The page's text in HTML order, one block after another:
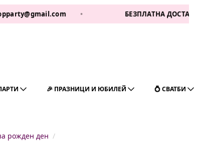
• БЕЗПЛАТНА ДОСТАВКА ЗА 1
🎉 ПРАЗНИЦИ И ЮБИЛЕЙ 💍 СВАТБИ
рожден ден